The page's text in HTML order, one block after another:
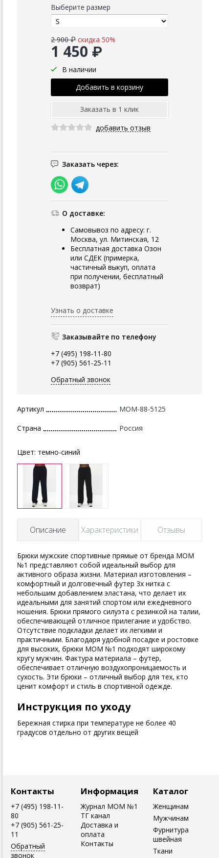
Выберите размер
1 450 ₽
2 900 ₽ скидка 50%
В наличии
добавить отзыв
Заказать через:
О доставке:
Самовывоз по адресу: г.
Москва, ул. Митинская, 12
Бесплатная доставка Озон
или СДЕК (примерка,
частичный выкуп, оплата
при получении, бесплатный
возврат)
Узнать о доставке
Заказывайте по телефону
+7 (495) 198-11-80
+7 (905) 561-25-11
Обратный звонок
Артикул MOM-88-5125
Страна Россия
Цвет: темно-синий
Описание Характеристики Отзывы
Брюки мужские спортивные прямые от бренда MOM
№1 представляют собой идеальный выбор для
активного образа жизни. Материал изготовления –
комфортный и долговечный футер 3х нитка с
небольшим добавлением эластана, что делает их
идеальными для занятий спортом или ежедневного
ношения. Брюки прямого силуэта с резинкой на талии,
обеспечивающей отличное прилегание и удобство.
Отсутствие подкладки делает их легкими и
практичными. Благодаря удобной посадке и ростовке
для высоких, брюки MOM №1 подходят широкому
кругу мужчин. Фактура материала – футер,
обеспечивает отличную воздухопроницаемость и
сухость. Эти брюки – отличный выбор для тех, кто
ценит комфорт и стиль в спортивной одежде.
Инструкция по уходу
Бережная стирка при температуре не более 40
градусов отдельно от других вещей
Контакты
+7 (495) 198-11-
80
+7 (905) 561-25-
11
Обратный
звонок
Информация
Журнал MOM №1
ТГ канал
Доставка и
оплата
Контакты
Каталог
Женщинам
Мужчинам
Фурнитура
швейная
Ткани